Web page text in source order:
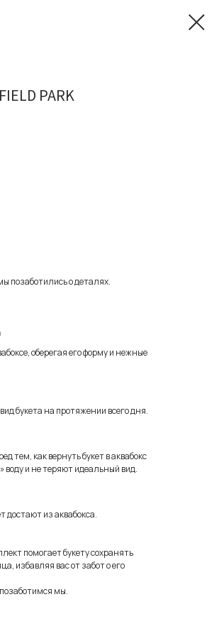
PARK
позаботились о деталях.
оберегая его форму и нежные
букета на протяжении всего дня.
тем, как вернуть букет в аквабокс
воду и не теряют идеальный вид.
достают из аквабокса.
помогает букету сохранять
избавляя вас от забот о его
позаботимся мы.